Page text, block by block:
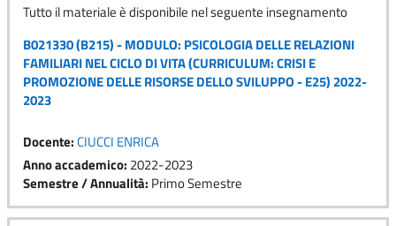
Tutto il materiale è disponibile nel seguente insegnamento
B021330 (B215) - MODULO: PSICOLOGIA DELLE RELAZIONI
FAMILIARI NEL CICLO DI VITA (CURRICULUM: CRISI E
PROMOZIONE DELLE RISORSE DELLO SVILUPPO - E25) 2022-
2023
Docente:CIUCCI ENRICA
Anno accademico: 2022-2023
Semestre / Annualità: Primo Semestre